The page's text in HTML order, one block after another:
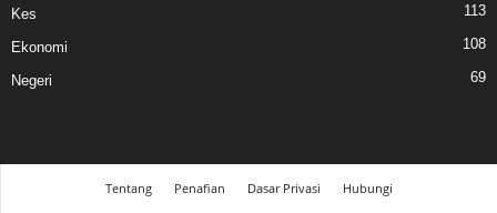
Kes 113
Ekonomi 108
Negeri 69
Tentang Penafian Dasar Privasi
Hubungi